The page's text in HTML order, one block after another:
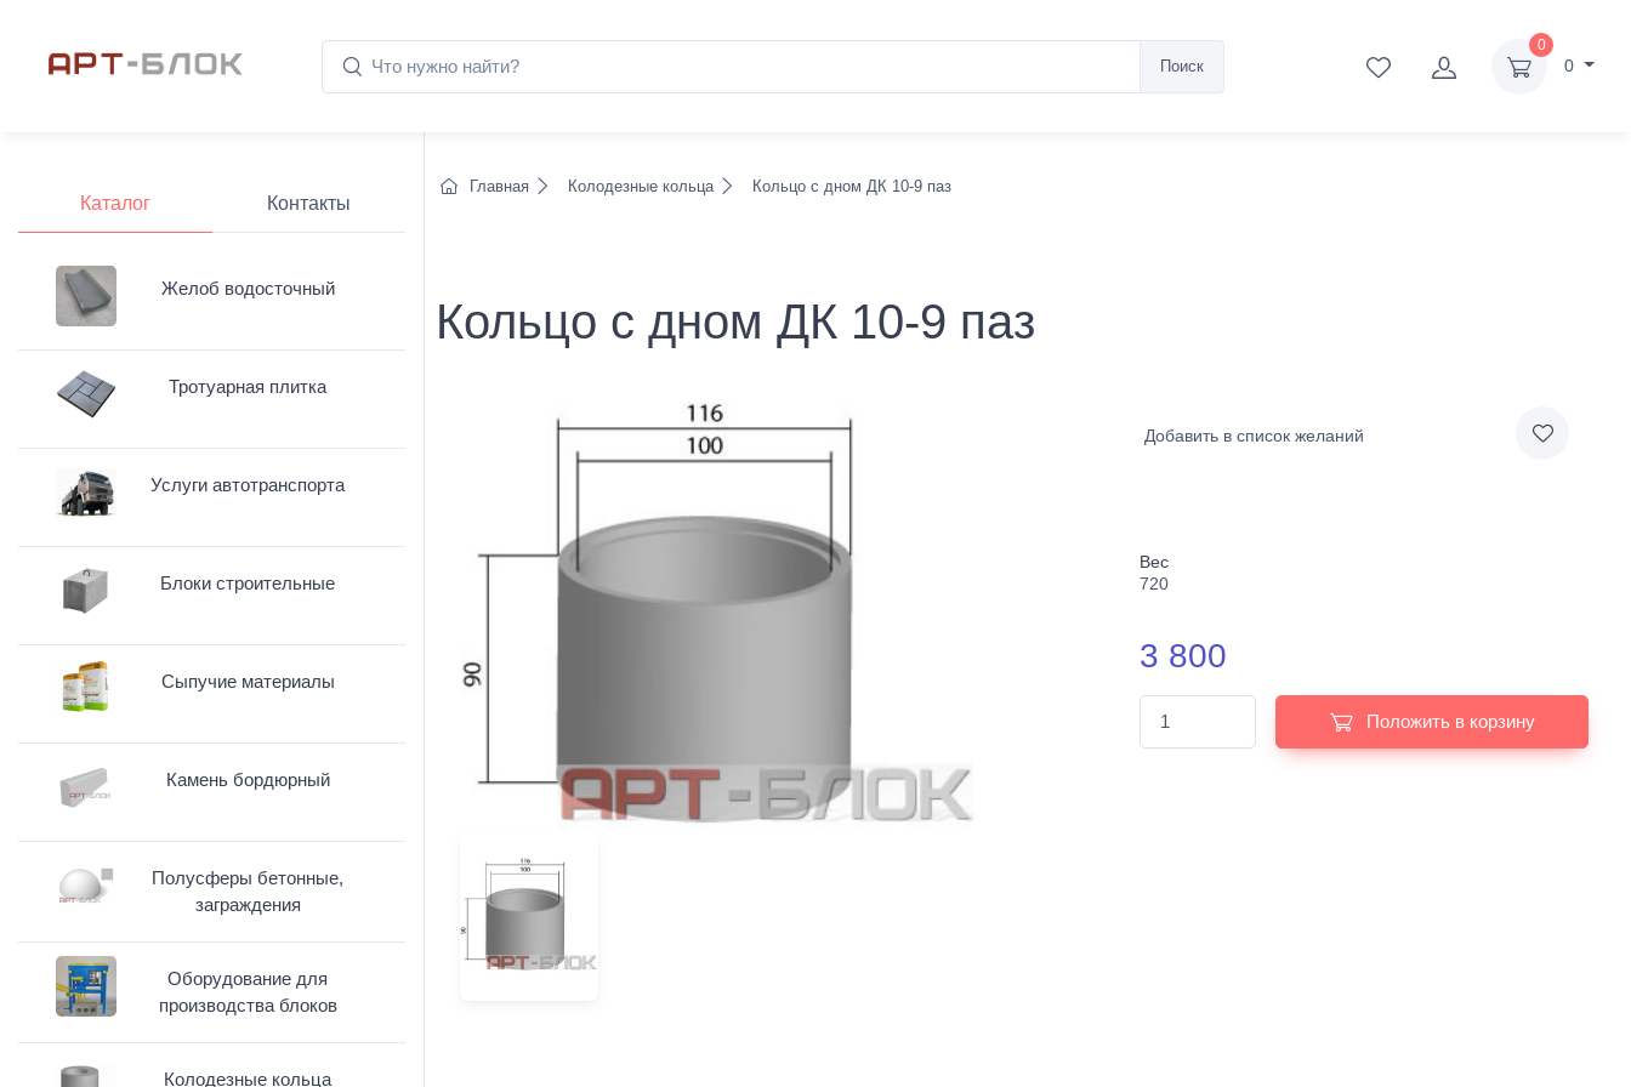
Поиск
0
0
Главная Колодезные кольца Кольцо с дном ДК 10-9 паз
Кольцо с дном ДК 10-9 паз
Добавить в список желаний
Вес
720
3 800
Положить в корзину
Каталог Контакты
Желоб водосточный
Тротуарная плитка
Услуги автотранспорта
Блоки строительные
Сыпучие материалы
Камень бордюрный
Полусферы бетонные,
заграждения
Оборудование для
производства блоков
Колодезные кольца